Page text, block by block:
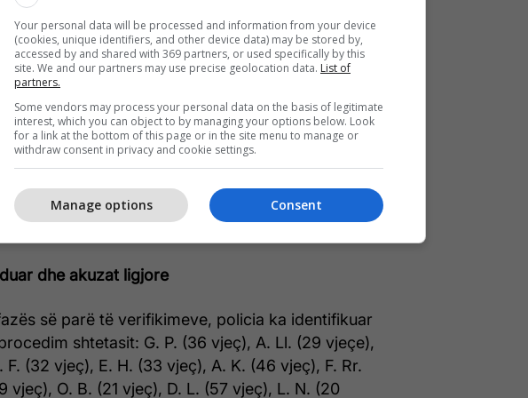
më pas të zhvendosej përpara godinës së
deri në orën 22:00.
drejtues dhe organizatorë të saj kanë
për të ndryshuar trajektoren, duke i orientuar
Kryeministria drejt rrugës së aeroportit në Rinas.
e plotë të qarkullimit të mjeteve të
e lëvizjes së lirë të qytetarëve në këtë aks
dhe akuzat ligjore
së parë të verifikimeve, policia ka identifikuar
shtetasit: G. P. (36 vjeç), A. Ll. (29 vjeçe),
F. (32 vjeç), E. H. (33 vjeç), A. K. (46 vjeç), F. Rr.
vjeç), O. B. (21 vjeç), D. L. (57 vjeç), L. N. (20
Your personal data will be processed and information from your device
(cookies, unique identifiers, and other device data) may be stored by,
accessed by and shared with 369 partners, or used specifically by this
site. We and our partners may use precise geolocation data. List of
partners.
Some vendors may process your personal data on the basis of legitimate
interest, which you can object to by managing your options below. Look
for a link at the bottom of this page or in the site menu to manage or
withdraw consent in privacy and cookie settings.
Consent
Manage options